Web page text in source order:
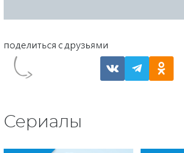
Сериалы